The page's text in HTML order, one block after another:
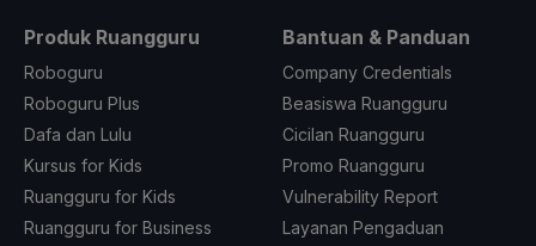
Produk Ruangguru
Roboguru
Roboguru Plus
Dafa dan Lulu
Kursus for Kids
Ruangguru for Kids
Ruangguru for Business
Bantuan & Panduan
Company Credentials
Beasiswa Ruangguru
Cicilan Ruangguru
Promo Ruangguru
Vulnerability Report
Layanan Pengaduan